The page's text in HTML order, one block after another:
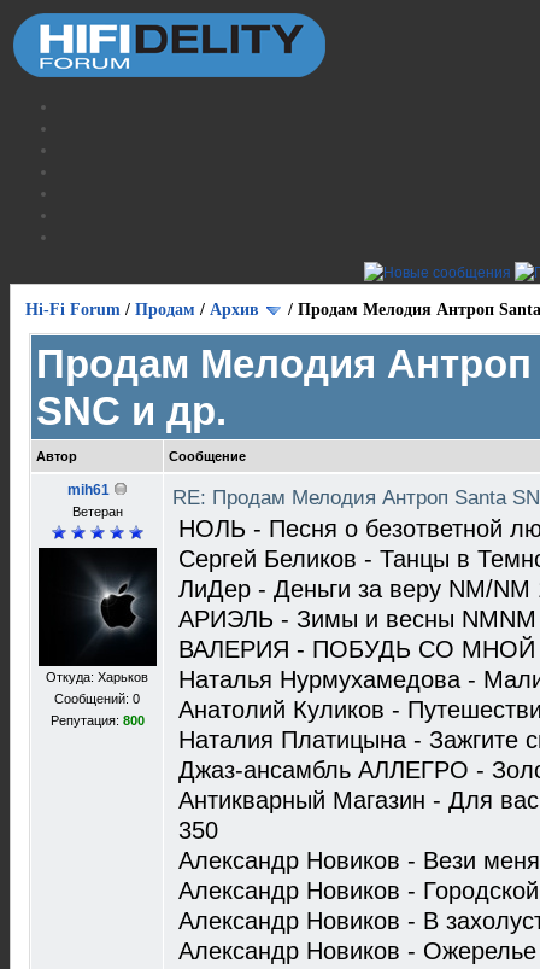
Hi-Fi Forum / Продам / Архив / Продам Мелодия Антроп
Продам Мелодия Антроп
SNC и др.
Автор Сообщение
mih61
Ветеран
Откуда: Харьков
Сообщений: 0
Репутация: 800
RE: Продам Мелодия Антроп Santa
НОЛЬ - Песня о безответной
Сергей Беликов - Танцы в
ЛиДер - Деньги за веру NM/NM
АРИЭЛЬ - Зимы и весны NMNM
ВАЛЕРИЯ - ПОБУДЬ СО МНОЙ
Наталья Нурмухамедова -
Анатолий Куликов -
Наталия Платицына - Зажгите
Джаз-ансамбль АЛЛЕГРО -
Антикварный Магазин - Для
350
Александр Новиков - Вези
Александр Новиков -
Александр Новиков - В
Александр Новиков -